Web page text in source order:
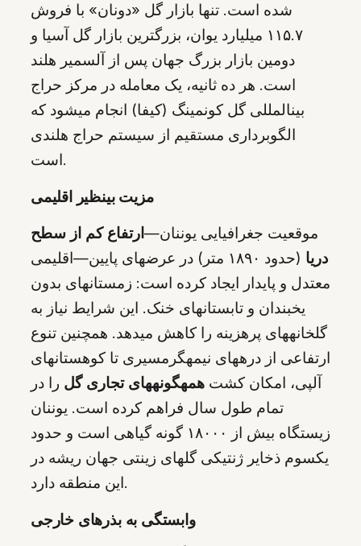
شده است. تنها بازار گل «دونان» با فروش
۱۱۵.۷ میلیارد یوان، بزرگترین بازار گل آسیا و
دومین بازار بزرگ جهان پس از آلسمیر هلند
است. هر ده ثانیه، یک معامله در مرکز حراج
بینالمللی گل کونمینگ (کیفا) انجام میشود که
الگوبرداری مستقیم از سیستم حراج هلندی
است.
مزیت بینظیر اقلیمی
موقعیت جغرافیایی یوننان— ارتفاع کم از سطح
دریا
(حدود ۱۸۹۰ متر) در عرضهای پایین—اقلیمی
معتدل و پایدار ایجاد کرده است: زمستانهای بدون
یخبندان و تابستانهای خنک. این شرایط نیاز به
گلخانههای پرهزینه را کاهش میدهد. همچنین تنوع
ارتفاعی از درههای نیمهگرمسیری تا کوهستانهای
آلپی، امکان کشت همهگونههای تجاری گل را در
تمام طول سال فراهم کرده است. یوننان
زیستگاه بیش از ۱۸۰۰۰ گونه گیاهی است و حدود
یکسوم ذخایر ژنتیکی گلهای زینتی جهان ریشه در
این منطقه دارد.
وابستگی به بذرهای خارجی